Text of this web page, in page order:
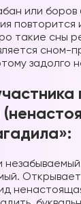
или
повторится
такие сны
сном-
задолго